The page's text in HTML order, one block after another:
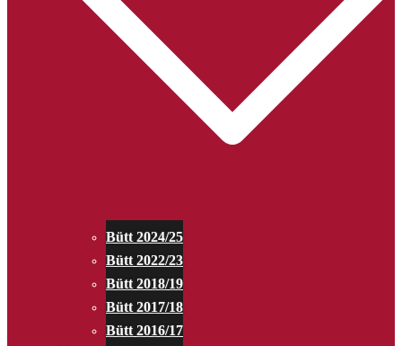
Bütt 2024/25
Bütt 2022/23
Bütt 2018/19
Bütt 2017/18
Bütt 2016/17